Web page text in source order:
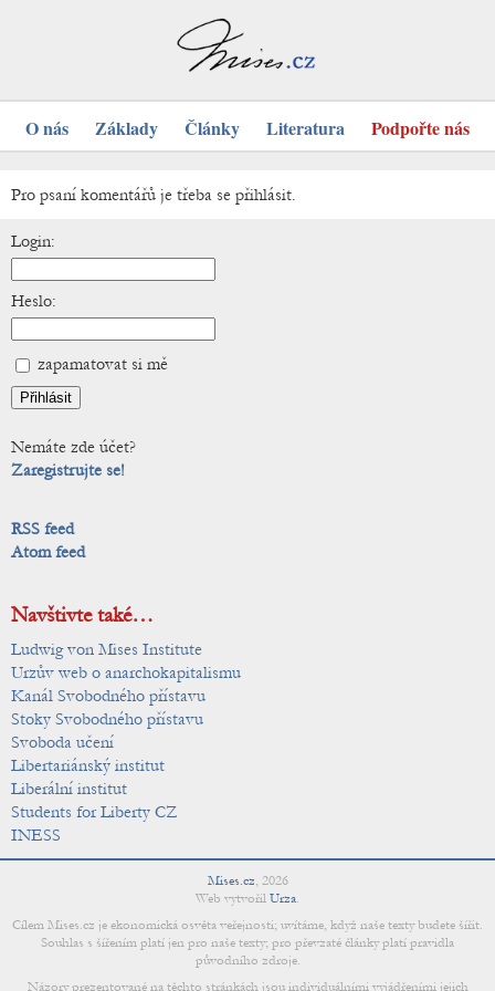
O nás Základy Články Literatura Podpořte nás
Pro psaní komentářů je třeba se přihlásit.
Login:
Heslo:
zapamatovat si mě
Nemáte zde účet?
Zaregistrujte se!
RSS feed
Atom feed
Navštivte také…
Ludwig von Mises Institute
Urzův web o anarchokapitalismu
Kanál Svobodného přístavu
Stoky Svobodného přístavu
Svoboda učení
Libertariánský institut
Liberální institut
Students for Liberty CZ
INESS
Mises.cz, 2026
Web vytvořil Urza.
Cílem Mises.cz je ekonomická osvěta veřejnosti; uvítáme, když naše texty budete šířit.
Souhlas s šířením platí jen pro naše texty; pro převzaté články platí pravidla
původního zdroje.
Názory prezentované na těchto stránkách jsou individuálními vyjádřeními jejich